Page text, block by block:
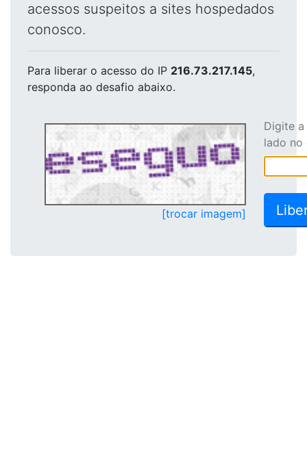
acessos suspeitos a sites hospedados
conosco.
Para liberar o acesso do IP 216.73.217.145,
responda ao desafio abaixo.
[trocar imagem]
Digite
lado no